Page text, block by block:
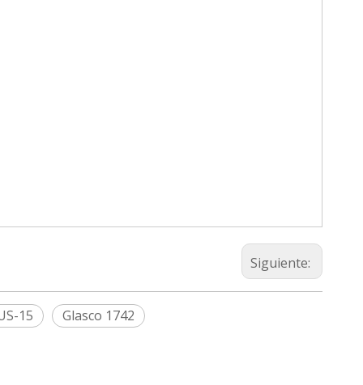
Siguiente:
15
Glasco 1742